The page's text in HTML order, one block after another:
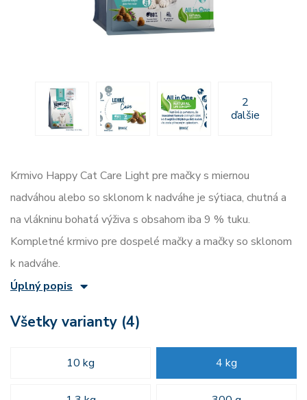
2
ďalšie
Krmivo Happy Cat Care Light pre mačky s miernou
nadváhou alebo so sklonom k nadváhe je sýtiaca, chutná a
na vlákninu bohatá výživa s obsahom iba 9 % tuku.
Kompletné krmivo pre dospelé mačky a mačky so sklonom
k nadváhe.
Úplný popis
Všetky varianty (4)
10 kg 4 kg